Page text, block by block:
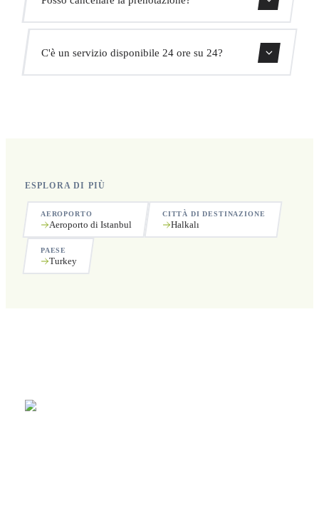
adatterà automaticamente l'orario di ritiro senza costi
aggiuntivi.
Sì, puoi cancellare gratuitamente fino a 24 ore prima del
ritiro.
C'è un servizio disponibile 24 ore su 24?
ESPLORA DI PIÙ
AEROPORTO
Aeroporto di Istanbul
CITTÀ DI DESTINAZIONE
Halkalı
PAESE
Turkey